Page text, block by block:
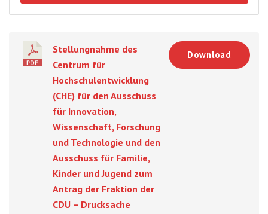
Stellungnahme des
Centrum für
Hochschulentwicklung
(CHE) für den Ausschuss
für Innovation,
Wissenschaft, Forschung
und Technologie und den
Ausschuss für Familie,
Kinder und Jugend zum
Antrag der Fraktion der
CDU – Drucksache
Download